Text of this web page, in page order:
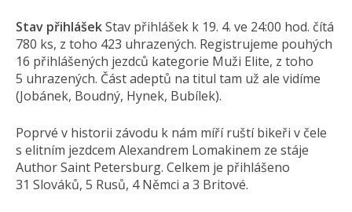
Stav přihlášekStav přihlášek k 19. 4. ve 24:00 hod. čítá
780 ks, z toho 423 uhrazených. Registrujeme pouhých
16 přihlášených jezdců kategorie Muži Elite, z toho
5 uhrazených. Část adeptů na titul tam už ale vidíme
(Jobánek, Boudný, Hynek, Bubílek).
Poprvé v historii závodu k nám míří ruští bikeři v čele
s elitním jezdcem Alexandrem Lomakinem ze stáje
Author Saint Petersburg. Celkem je přihlášeno
31 Slováků, 5 Rusů, 4 Němci a 3 Britové.